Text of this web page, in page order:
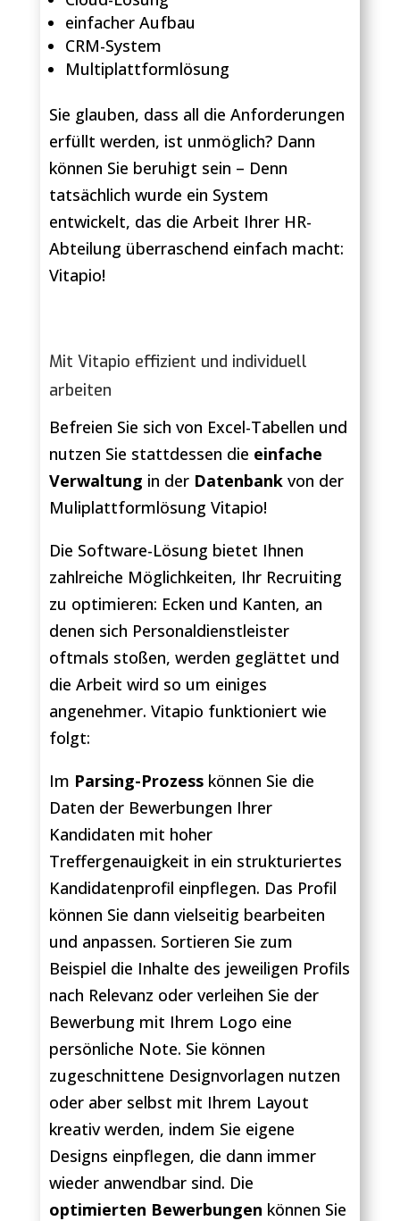
einfacher Aufbau
CRM-System
Multiplattformlösung
Sie glauben, dass all die Anforderungen
erfüllt werden, ist unmöglich? Dann
können Sie beruhigt sein – Denn
tatsächlich wurde ein System
entwickelt, das die Arbeit Ihrer HR-
Abteilung überraschend einfach macht:
Vitapio!
Mit Vitapio effizient und individuell
arbeiten
Befreien Sie sich von Excel-Tabellen und
nutzen Sie stattdessen die einfache
Verwaltung in der Datenbankvon der
Muliplattformlösung Vitapio!
Die Software-Lösung bietet Ihnen
zahlreiche Möglichkeiten, Ihr Recruiting
zu optimieren: Ecken und Kanten, an
denen sich Personaldienstleister
oftmals stoßen, werden geglättet und
die Arbeit wird so um einiges
angenehmer. Vitapio funktioniert wie
folgt:
Im Parsing-Prozesskönnen Sie die
Daten der Bewerbungen Ihrer
Kandidaten mit hoher
Treffergenauigkeit in ein strukturiertes
Kandidatenprofil einpflegen. Das Profil
können Sie dann vielseitig bearbeiten
und anpassen. Sortieren Sie zum
Beispiel die Inhalte des jeweiligen Profils
nach Relevanz oder verleihen Sie der
Bewerbung mit Ihrem Logo eine
persönliche Note. Sie können
zugeschnittene Designvorlagen nutzen
oder aber selbst mit Ihrem Layout
kreativ werden, indem Sie eigene
Designs einpflegen, die dann immer
wieder anwendbar sind. Die
optimierten Bewerbungen können Sie